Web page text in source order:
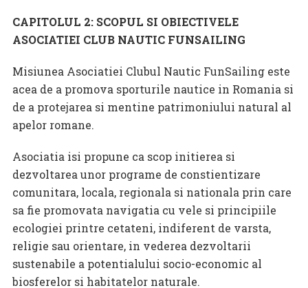
CAPITOLUL 2: SCOPUL SI OBIECTIVELE
ASOCIATIEI CLUB NAUTIC FUNSAILING
Misiunea Asociatiei Clubul Nautic FunSailing este
acea de a promova sporturile nautice in Romania si
de a protejarea si mentine patrimoniului natural al
apelor romane.
Asociatia isi propune ca scop initierea si
dezvoltarea unor programe de constientizare
comunitara, locala, regionala si nationala prin care
sa fie promovata navigatia cu vele si principiile
ecologiei printre cetateni, indiferent de varsta,
religie sau orientare, in vederea dezvoltarii
sustenabile a potentialului socio-economic al
biosferelor si habitatelor naturale.